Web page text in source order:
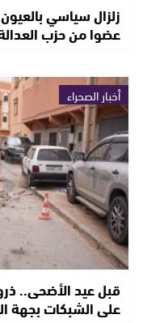
عضوا من حزب
أخبار الصحراء
قبل عيد الأضحى..
على الشبكات بجهة